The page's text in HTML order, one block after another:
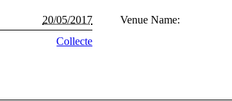
20/05/2017
Collecte
Venue Name: